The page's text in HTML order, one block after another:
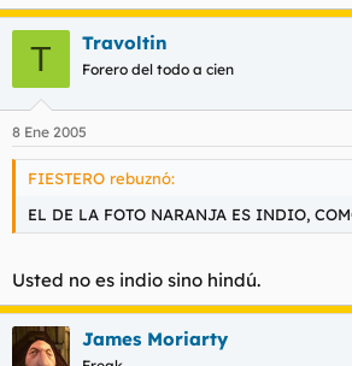
T Travoltin
Forero del todo a cien
8 Ene 2005
FIESTERO rebuznó:
EL DE LA FOTO NARANJA ES INDIO,
Usted no es indio sino hindú.
James Moriarty